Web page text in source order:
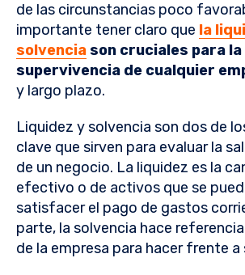
de las circunstancias poco
importante tener claro que la
solvenciason cruciales para la
supervivencia de cualquier
y largo plazo.
Liquidez y solvencia son dos de
clave que sirven para evaluar la
de un negocio. La liquidez es la
efectivo o de activos que se
satisfacer el pago de gastos
parte, la solvencia hace
de la empresa para hacer frente a